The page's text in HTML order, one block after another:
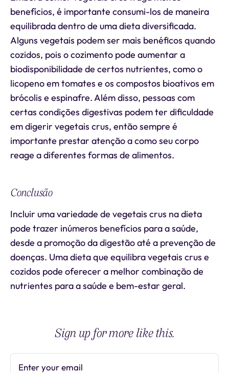
benefícios, é importante consumi-los de maneira
equilibrada dentro de uma dieta diversificada.
Alguns vegetais podem ser mais benéficos quando
cozidos, pois o cozimento pode aumentar a
biodisponibilidade de certos nutrientes, como o
licopeno em tomates e os compostos bioativos em
brócolis e espinafre. Além disso, pessoas com
certas condições digestivas podem ter dificuldade
em digerir vegetais crus, então sempre é
importante prestar atenção a como seu corpo
reage a diferentes formas de alimentos.
Conclusão
Incluir uma variedade de vegetais crus na dieta
pode trazer inúmeros benefícios para a saúde,
desde a promoção da digestão até a prevenção de
doenças. Uma dieta que equilibra vegetais crus e
cozidos pode oferecer a melhor combinação de
nutrientes para a saúde e bem-estar geral.
Sign up for more like this.
Enter your email